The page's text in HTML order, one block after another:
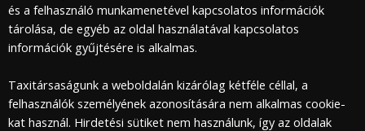
és a felhasználó munkamenetével kapcsolatos információk
tárolása, de egyéb az oldal használatával kapcsolatos
információk gyűjtésére is alkalmas.
Taxitársaságunk a weboldalán kizárólag kétféle céllal, a
felhasználók személyének azonosítására nem alkalmas cookie-
kat használ. Hirdetési sütiket nem használunk, így az oldalak